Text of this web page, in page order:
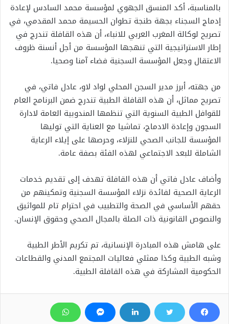
بالمناسبة، أكد المنسق الجهوي لمؤسسة محمد السادس لإعادة
إدماج السجناء بجهة طنجة تطوان الحسيمة محمد المقدمي، في
تصريح لوكالة المغرب العربي للانباء، أن هذه القافلة تندرج في
إطار الاستراتيجية التي تنهجها المؤسسة من أجل أنسنة ظروف
الاعتقال وجعل المؤسسة السجنية فضاء آمنا وصحيا.
من جهته، أبرز مدير السجن المحلي لواد لاو، عادل فاتي، في
تصريح مماثل، أن هذه القافلة الطبية تندرج ضمن البرنامج العام
للقوافل الطبية السنوية التي تنظمها المندوبية العامة لادارة
السجون وإعادة الادماج، تماشيا مع العناية التي توليها
المؤسسة للجانب الصحي للنزلاء، وحرصها على إيلاء الرعاية
الشاملة للبعد الاجتماعي لهذه الفئة بصفة عامة.
وأضاف عادل فاتي أن هذه القافلة تهدف إلى تقديم خدمات
الرعاية الصحية لفائدة نزلاء المؤسسة السجنية وتمكينهم من
حقهم الأساسي في الصحة والتطبيب في احترام تام للمواثيق
والنصوص القانونية ذات الصلة بالمجال الصحي وحقوق الإنسان.
على هامش هذه المبادرة الإنسانية، تم تكريم الأطر الطبية
وشبه الطبية وكذا ممثلي فعاليات المجتمع المدني والقطاعات
الحكومية المشاركة في هذه القافلة الطبية.